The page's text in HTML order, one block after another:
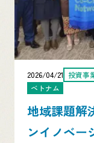
2026/04/21 投資事
ベトナム
地域課題解
ンイノベー